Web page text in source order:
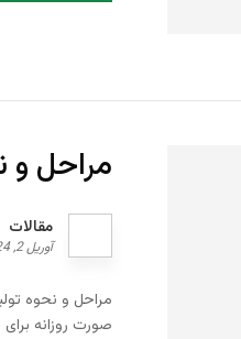
مراحل و
مقالات
آوریل 2, 2024
مراحل و نحوه
صورت روزانه